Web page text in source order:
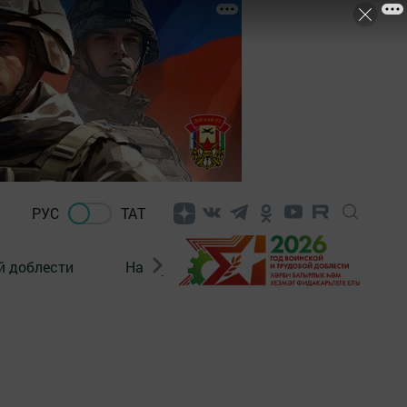
РУС ТАТ
доблести Нацпроекты Поколение будущего